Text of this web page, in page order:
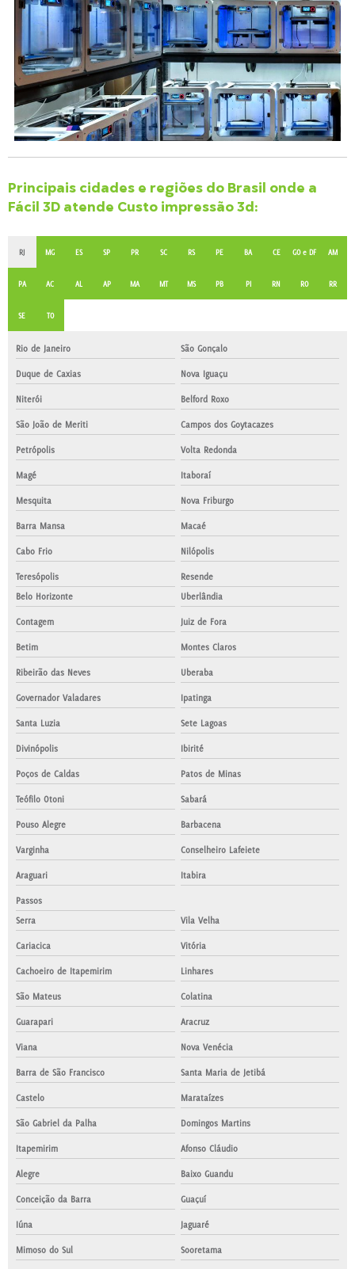
Principais cidades e regiões do Brasil onde a
Fácil 3D atende Custo impressão 3d:
RJ MG ES SP PR SC RS PE BA CE GO e DF AM
PA AC AL AP MA MT MS PB PI RN RO RR
SE TO
Rio de Janeiro São Gonçalo
Duque de Caxias Nova Iguaçu
Niterói Belford Roxo
São João de Meriti Campos dos Goytacazes
Petrópolis Volta Redonda
Magé Itaboraí
Mesquita Nova Friburgo
Barra Mansa Macaé
Cabo Frio Nilópolis
Teresópolis
Resende
Belo Horizonte
Uberlândia
Contagem Juiz de Fora
Betim Montes Claros
Ribeirão das Neves Uberaba
Governador Valadares Ipatinga
Santa Luzia Sete Lagoas
Divinópolis Ibirité
Poços de Caldas Patos de Minas
Teófilo Otoni Sabará
Pouso Alegre Barbacena
Varginha Conselheiro Lafeiete
Araguari Itabira
Passos
Serra
Vila Velha
Cariacica Vitória
Cachoeiro de Itapemirim Linhares
São Mateus Colatina
Guarapari Aracruz
Viana Nova Venécia
Barra de São Francisco Santa Maria de Jetibá
Castelo Marataízes
São Gabriel da Palha Domingos Martins
Itapemirim Afonso Cláudio
Alegre Baixo Guandu
Conceição da Barra Guaçuí
Iúna Jaguaré
Mimoso do Sul Sooretama